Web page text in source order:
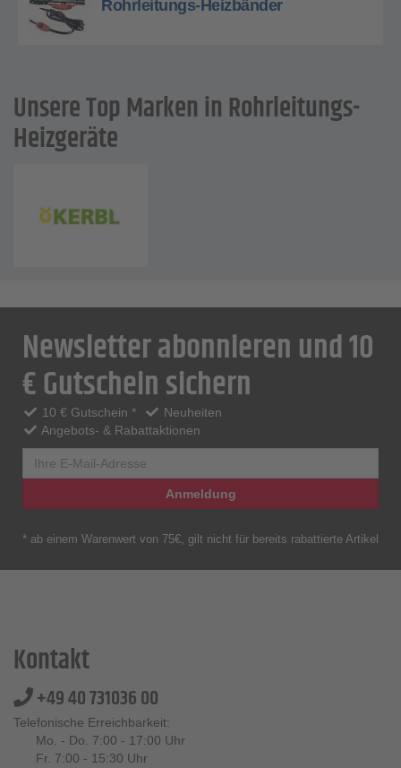
Rohrleitungs-Heizbänder
Unsere Top Marken in Rohrleitungs-
Heizgeräte
Newsletter abonnieren und 10
€ Gutschein sichern
10 € Gutschein *
Neuheiten
Angebots- & Rabattaktionen
Anmeldung
* ab einem Warenwert von 75€, gilt nicht für bereits rabattierte Artikel
Kontakt
+49 40 731036 00
Telefonische Erreichbarkeit:
Mo. - Do. 7:00 - 17:00 Uhr
Fr. 7:00 - 15:30 Uhr